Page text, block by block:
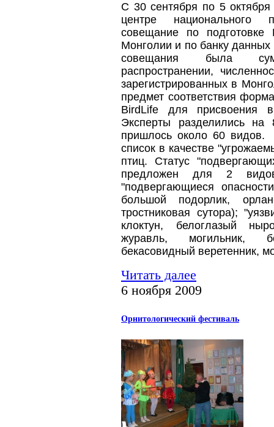
С 30 сентября по 5
центре национального
совещание по подготовке
Монголии и по банку
совещания была
распространении,
зарегистрированных в
предмет соответствия
BirdLife для присвоения
Эксперты разделились
пришлось около 60
список в качестве
птиц. Статус
предложен для 2
"подвергающиеся
большой подорлик,
тростниковая сутора);
клоктун, белоглазый
журавль, могильник,
бекасовидный веретенник,
Читать далее
6 ноября 2009
Орнитологический фестиваль